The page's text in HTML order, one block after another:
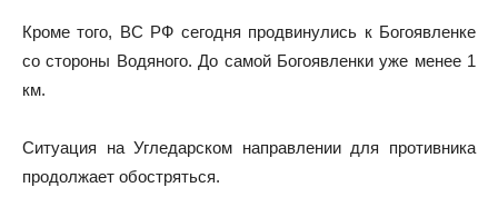
Кроме того, ВС РФ сегодня продвинулись к Богоявленке
со стороны Водяного. До самой Богоявленки уже менее 1
км.
Ситуация на Угледарском направлении для противника
продолжает обостряться.